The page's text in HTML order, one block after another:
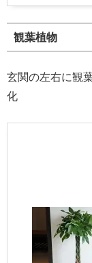
観葉植物
玄関の左右に観
化